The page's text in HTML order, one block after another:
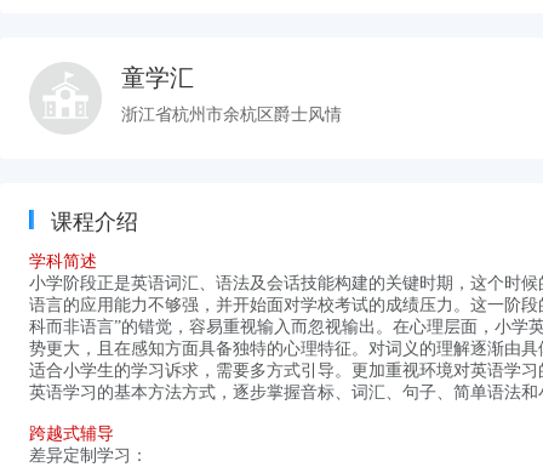
童学汇
浙江省杭州市余杭区爵士风情
课程介绍
学科简述
小学阶段正是英语词汇、语法及会话技能构建的关键时期，这个时
语言的应用能力不够强，并开始面对学校考试的成绩压力。这一阶
科而非语言”的错觉，容易重视输入而忽视输出。在心理层面，小学
势更大，且在感知方面具备独特的心理特征。对词义的理解逐渐由
适合小学生的学习诉求，需要多方式引导。更加重视环境对英语学
英语学习的基本方法方式，逐步掌握音标、词汇、句子、简单语法
跨越式辅导
差异定制学习：